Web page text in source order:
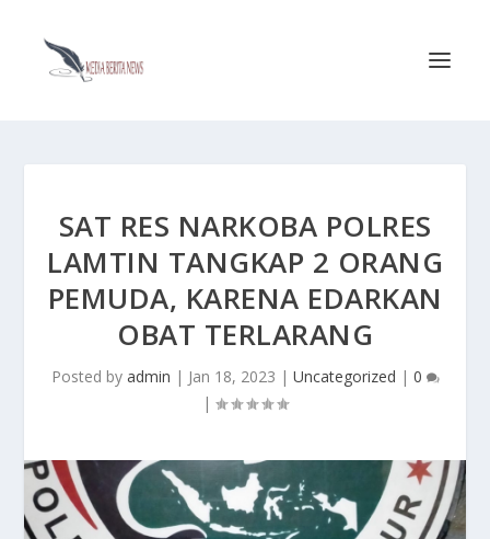
SAT RES NARKOBA POLRES
LAMTIN TANGKAP 2 ORANG
PEMUDA, KARENA EDARKAN
OBAT TERLARANG
Posted by admin | Jan 18, 2023 | Uncategorized | 0
|